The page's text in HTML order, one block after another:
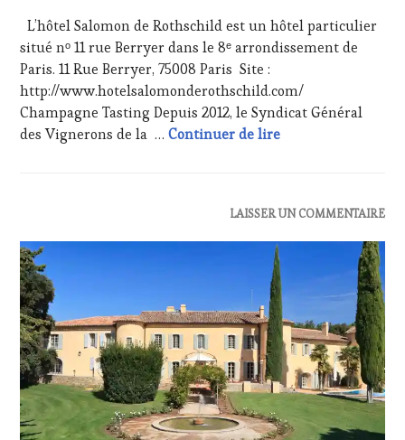
WINE
TASTING
VOUCHER,
WINE
TOURISM
FAME,
WINETASTINGVOUCHER.COM
2018
L’hôtel Salomon de Rothschild est un hôtel particulier
situé nᵒ 11 rue Berryer dans le 8ᵉ arrondissement de
Paris. 11 Rue Berryer, 75008 Paris Site :
http://www.hotelsalomonderothschild.com/
Champagne Tasting Depuis 2012, le Syndicat Général
des Vignerons de la …Continuer de lireChampagne
:
WINE
TASTING
VOUCHER
DOMAINE
VITICOLE,
ADHÉRENT,
VIN
TOURISME,
EDITION
LES
LAISSER UN COMMENTAIRE